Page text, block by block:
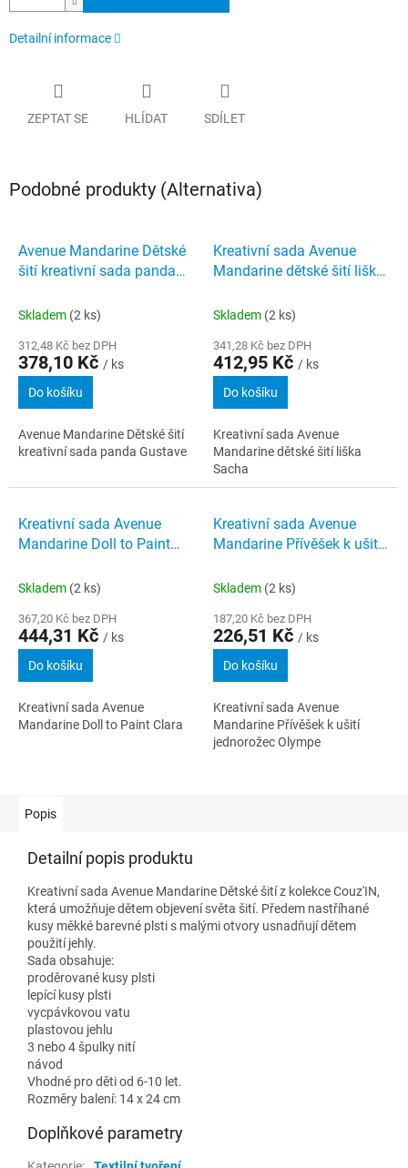
Detailní informace
ZEPTAT SE HLÍDAT SDÍLET
Podobné produkty (Alternativa)
Avenue Mandarine Dětské
šití kreativní sada panda
Skladem (2 ks)
312,48 Kč bez DPH
378,10 Kč / ks
Do košíku
Avenue Mandarine Dětské šití
kreativní sada panda Gustave
Kreativní sada Avenue
Mandarine dětské šití liška
Skladem (2 ks)
341,28 Kč bez DPH
412,95 Kč / ks
Do košíku
Kreativní sada Avenue
Mandarine dětské šití liška
Sacha
Kreativní sada Avenue
Mandarine Doll to Paint
Skladem (2 ks)
367,20 Kč bez DPH
444,31 Kč / ks
Do košíku
Kreativní sada Avenue
Mandarine Doll to Paint Clara
Kreativní sada Avenue
Mandarine Přívěšek k ušití
Skladem (2 ks)
187,20 Kč bez DPH
226,51 Kč / ks
Do košíku
Kreativní sada Avenue
Mandarine Přívěšek k ušití
jednorožec Olympe
Popis
Detailní popis produktu
Kreativní sada Avenue Mandarine Dětské šití z kolekce Couz'IN,
která umožňuje dětem objevení světa šití. Předem nastříhané
kusy měkké barevné plsti s malými otvory usnadňují dětem
použití jehly.
Sada obsahuje:
proděrované kusy plsti
lepící kusy plsti
vycpávkovou vatu
plastovou jehlu
3 nebo 4 špulky nití
návod
Vhodné pro děti od 6-10 let.
Rozměry balení: 14 x 24 cm
Doplňkové parametry